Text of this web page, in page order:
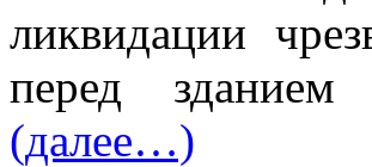
ликвидации
перед зданием
(далее…)